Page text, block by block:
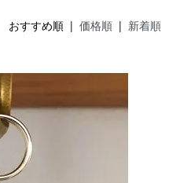
おすすめ順 | 価格順| 新着順